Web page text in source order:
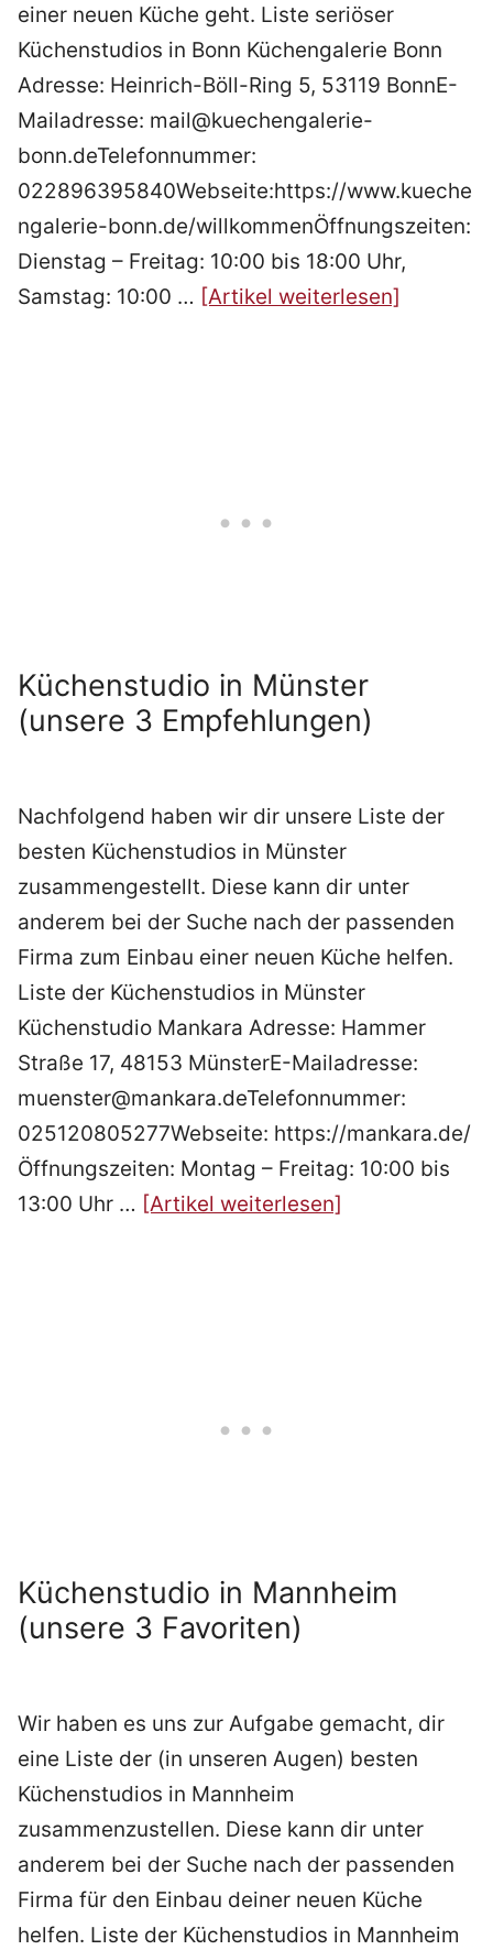
einer neuen Küche geht. Liste seriöser
Küchenstudios in Bonn Küchengalerie Bonn
Adresse: Heinrich-Böll-Ring 5, 53119 BonnE-
Mailadresse: mail@kuechengalerie-
bonn.deTelefonnummer:
022896395840Webseite:https://www.kueche
ngalerie-bonn.de/willkommenÖffnungszeiten:
Dienstag – Freitag: 10:00 bis 18:00 Uhr,
Samstag: 10:00 … [Artikel weiterlesen]
Küchenstudio in Münster
(unsere 3 Empfehlungen)
Nachfolgend haben wir dir unsere Liste der
besten Küchenstudios in Münster
zusammengestellt. Diese kann dir unter
anderem bei der Suche nach der passenden
Firma zum Einbau einer neuen Küche helfen.
Liste der Küchenstudios in Münster
Küchenstudio Mankara Adresse: Hammer
Straße 17, 48153 MünsterE-Mailadresse:
muenster@mankara.deTelefonnummer:
025120805277Webseite: https://mankara.de/
Öffnungszeiten: Montag – Freitag: 10:00 bis
13:00 Uhr … [Artikel weiterlesen]
Küchenstudio in Mannheim
(unsere 3 Favoriten)
Wir haben es uns zur Aufgabe gemacht, dir
eine Liste der (in unseren Augen) besten
Küchenstudios in Mannheim
zusammenzustellen. Diese kann dir unter
anderem bei der Suche nach der passenden
Firma für den Einbau deiner neuen Küche
helfen. Liste der Küchenstudios in Mannheim